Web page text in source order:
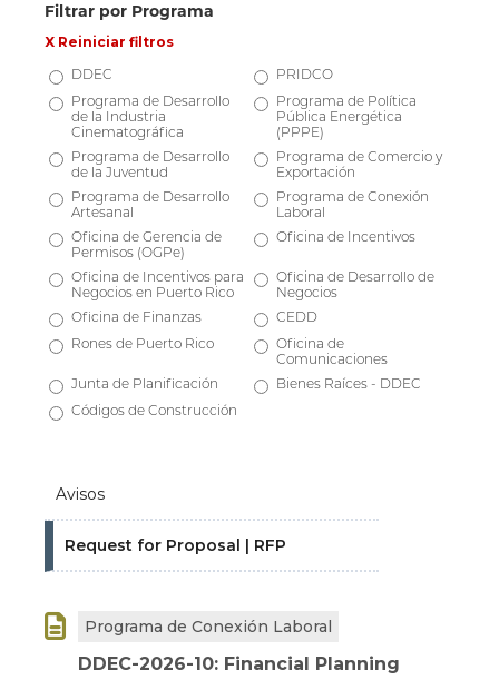
Filtrar por Programa
X Reiniciar filtros
DDEC
PRIDCO
Programa de Desarrollo
de la Industria
Cinematográfica
Programa de Política
Pública Energética
(PPPE)
Programa de Desarrollo
de la Juventud
Programa de Comercio y
Exportación
Programa de Desarrollo
Artesanal
Programa de Conexión
Laboral
Oficina de Gerencia de
Permisos (OGPe)
Oficina de Incentivos
Oficina de Incentivos para
Negocios en Puerto Rico
Oficina de Desarrollo de
Negocios
Oficina de Finanzas
CEDD
Rones de Puerto Rico
Oficina de
Comunicaciones
Junta de Planificación
Bienes Raíces - DDEC
Códigos de Construcción
Avisos
Request for Proposal | RFP
 Programa de Conexión Laboral
DDEC-2026-10: Financial Planning